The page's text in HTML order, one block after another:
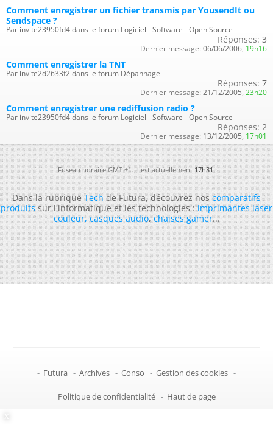
Comment enregistrer un fichier transmis par YousendIt ou
Sendspace ?
Par invite23950fd4 dans le forum Logiciel - Software - Open Source
Réponses: 3
Dernier message: 06/06/2006, 19h16
Comment enregistrer la TNT
Par invite2d2633f2 dans le forum Dépannage
Réponses: 7
Dernier message: 21/12/2005, 23h20
Comment enregistrer une rediffusion radio ?
Par invite23950fd4 dans le forum Logiciel - Software - Open Source
Réponses: 2
Dernier message: 13/12/2005, 17h01
Fuseau horaire GMT +1. Il est actuellement 17h31.
Dans la rubriqueTechde Futura, découvrez noscomparatifs
produitssur l'informatique et les technologies :imprimantes laser
couleur,casques audio,chaises gamer...
- Futura - Archives - Conso - Gestion des cookies -
Politique de confidentialité - Haut de page